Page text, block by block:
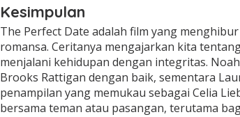
Kesimpulan
The Perfect Date adalah film yang
romansa. Ceritanya mengajarkan kita
menjalani kehidupan dengan integritas.
Brooks Rattigan dengan baik, sementara
penampilan yang memukau sebagai Celia
bersama teman atau pasangan, terutama